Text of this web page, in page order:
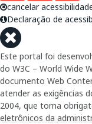
cancelar
Declaração de
Este portal foi
do W3C – World Wide
documento Web
atender as exigências
2004, que torna
eletrônicos da